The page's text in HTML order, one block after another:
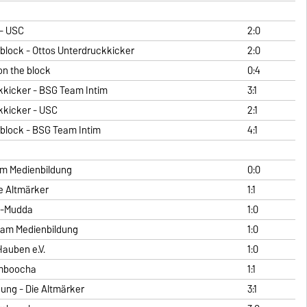
USC
2:0
- Ottos Unterdruckkicker
2:0
the block
0:4
- BSG Team Intim
3:1
- USC
2:1
- BSG Team Intim
4:1
Medienbildung
0:0
Altmärker
1:1
Mudda
1:0
Medienbildung
1:0
e.V.
1:0
1:1
- Die Altmärker
3:1